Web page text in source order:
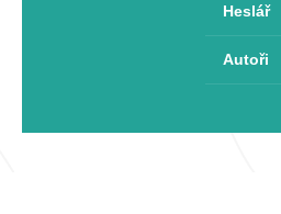
Heslář
Autoři